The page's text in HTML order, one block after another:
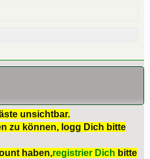
unsichtbar.
zu können, logg Dich bitte
haben,registrier Dich bitte